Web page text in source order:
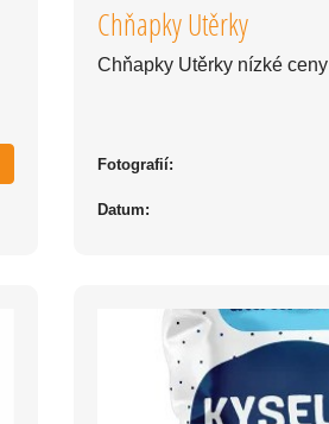
Chňapky Utěrky
Chňapky Utěrky nízké ceny
Fotografií:
Datum: